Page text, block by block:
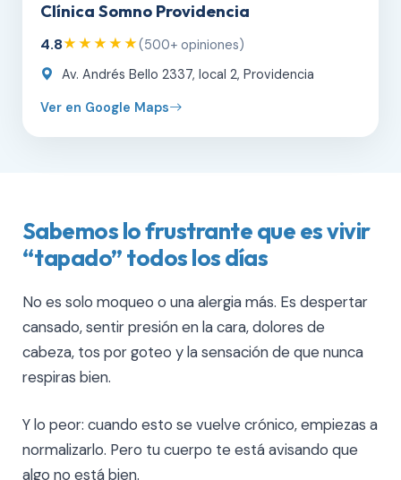
Clínica Somno Providencia
4.8★★★★★(500+ opiniones)
Av. Andrés Bello 2337, local 2, Providencia
Ver en Google Maps
Sabemos lo frustrante que es vivir
“tapado” todos los días
No es solo moqueo o una alergia más. Es despertar
cansado, sentir presión en la cara, dolores de
cabeza, tos por goteo y la sensación de que nunca
respiras bien.
Y lo peor: cuando esto se vuelve crónico, empiezas a
normalizarlo. Pero tu cuerpo te está avisando que
algo no está bien.